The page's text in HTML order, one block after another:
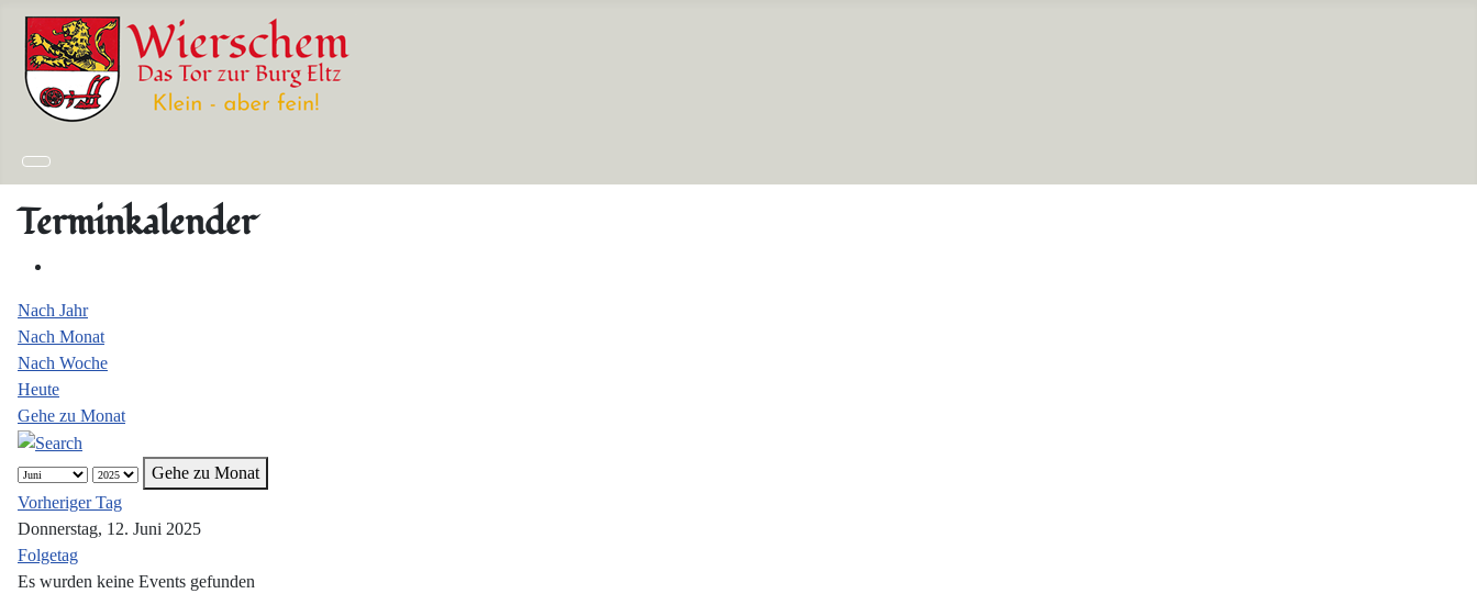
Terminkalender
Nach Jahr
Nach Monat
Nach Woche
Heute
Gehe zu Monat
Gehe zu Monat
Vorheriger Tag
Donnerstag, 12. Juni 2025
Folgetag
Es wurden keine Events gefunden